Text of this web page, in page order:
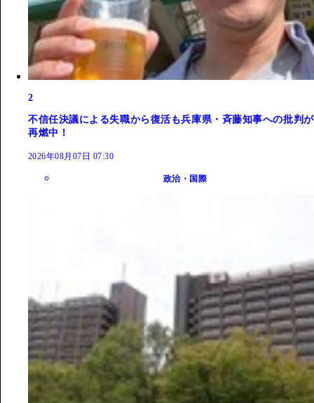
2
不信任決議による失職から復活も兵庫県・斉藤知事への批判が
再燃中！
2026年08月07日 07:30
政治・国際